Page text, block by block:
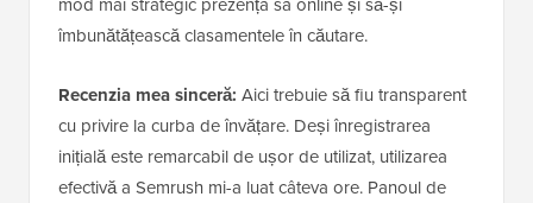
îmbunătățească clasamentele în căutare.
Recenzia mea sinceră: Aici trebuie să fiu transparent
cu privire la curba de învățare. Deși înregistrarea
inițială este remarcabil de ușor de utilizat, utilizarea
efectivă a Semrush mi-a luat câteva ore. Panoul de